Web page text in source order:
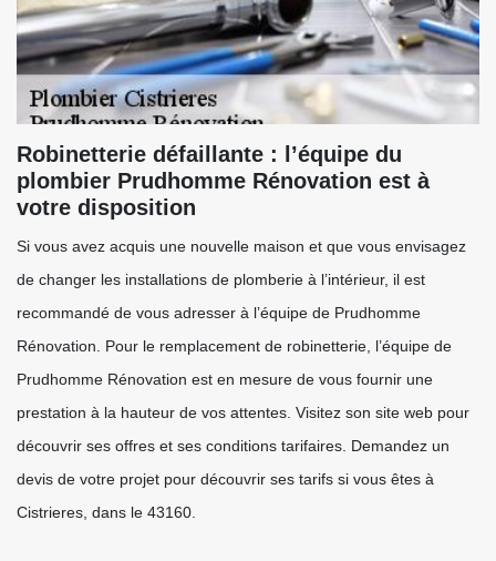
Robinetterie défaillante : l’équipe du
plombier Prudhomme Rénovation est à
votre disposition
Si vous avez acquis une nouvelle maison et que vous envisagez
de changer les installations de plomberie à l’intérieur, il est
recommandé de vous adresser à l’équipe de Prudhomme
Rénovation. Pour le remplacement de robinetterie, l’équipe de
Prudhomme Rénovation est en mesure de vous fournir une
prestation à la hauteur de vos attentes. Visitez son site web pour
découvrir ses offres et ses conditions tarifaires. Demandez un
devis de votre projet pour découvrir ses tarifs si vous êtes à
Cistrieres, dans le 43160.